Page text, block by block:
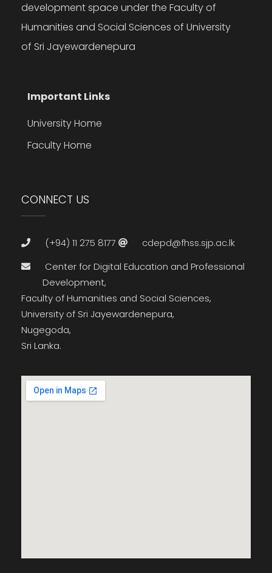
development space under the Faculty of
Humanities and Social Sciences of University
of Sri Jayewardenepura
Important Links
University Home
Faculty Home
CONNECT US
(+94) 11 275 8177
cdepd@fhss.sjp.ac.lk
Center for Digital Education and Professional
Development,
Faculty of Humanities and Social Sciences,
University of Sri Jayewardenepura,
Nugegoda,
Sri Lanka.